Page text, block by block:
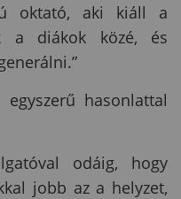
oktató, aki kiáll a
a diákok közé, és
hasonlattal
odáig, hogy
jobb az a helyzet,